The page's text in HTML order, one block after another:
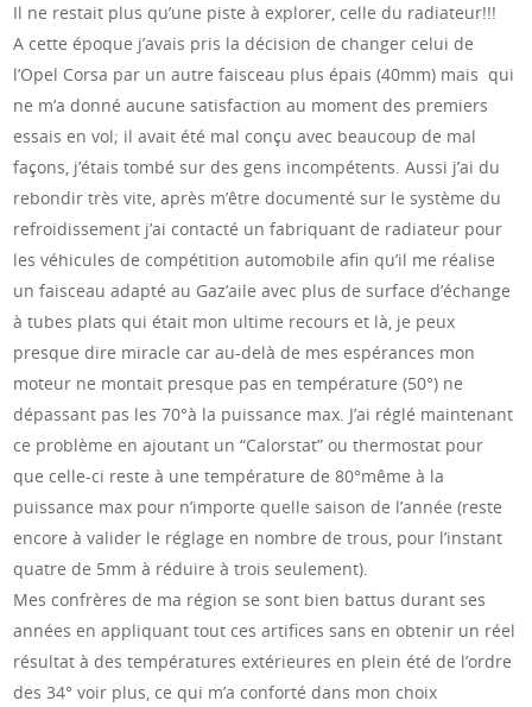
Il ne restait plus qu’une piste à explorer, celle du radiateur!!!
A cette époque j’avais pris la décision de changer celui de
l’Opel Corsa par un autre faisceau plus épais (40mm) mais qui
ne m’a donné aucune satisfaction au moment des premiers
essais en vol; il avait été mal conçu avec beaucoup de mal
façons, j’étais tombé sur des gens incompétents. Aussi j’ai du
rebondir très vite, après m’être documenté sur le système du
refroidissement j’ai contacté un fabriquant de radiateur pour
les véhicules de compétition automobile afin qu’il me réalise
un faisceau adapté au Gaz’aile avec plus de surface d’échange
à tubes plats qui était mon ultime recours et là, je peux
presque dire miracle car au-delà de mes espérances mon
moteur ne montait presque pas en température (50°) ne
dépassant pas les 70°à la puissance max. J’ai réglé maintenant
ce problème en ajoutant un “Calorstat” ou thermostat pour
que celle-ci reste à une température de 80°même à la
puissance max pour n’importe quelle saison de l’année (reste
encore à valider le réglage en nombre de trous, pour l’instant
quatre de 5mm à réduire à trois seulement).
Mes confrères de ma région se sont bien battus durant ses
années en appliquant tout ces artifices sans en obtenir un réel
résultat à des températures extérieures en plein été de l’ordre
des 34° voir plus, ce qui m’a conforté dans mon choix